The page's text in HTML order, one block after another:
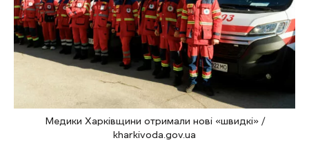
Медики Харківщини отримали нові «швидкі» /
kharkivoda.gov.ua